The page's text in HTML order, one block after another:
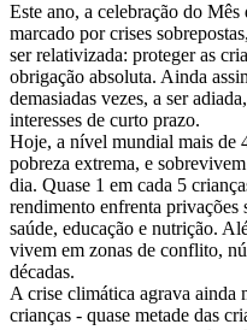
Este ano, a celebração do
marcado por crises
ser relativizada: proteger as
obrigação absoluta. Ainda
demasiadas vezes, a ser
interesses de curto prazo.
Hoje, a nível mundial mais de
pobreza extrema, e
dia. Quase 1 em cada 5
rendimento enfrenta privações
saúde, educação e nutrição.
vivem em zonas de conflito,
décadas.
A crise climática agrava ainda
crianças - quase metade das